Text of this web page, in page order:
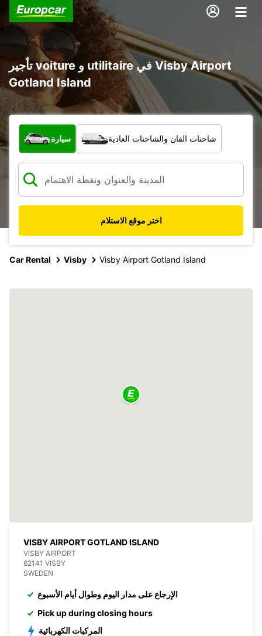
تأجير voiture و utilitaire في Visby Airport
Gotland Island
ما نوع المركبة؟
سيارة شاحنات الفان والشاحنات العادية
اختر موقع الاستلام
Car Rental Visby Visby Airport Gotland Island
VISBY AIRPORT GOTLAND ISLAND
VISBY AIRPORT
62141 VISBY
SWEDEN
الإرجاع على مدار اليوم وطوال أيام الأسبوع
Pick up during closing hours
المركبات الكهربائية